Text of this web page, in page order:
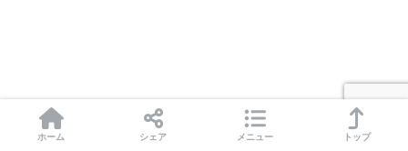
ホーム シェア メニュー トップ